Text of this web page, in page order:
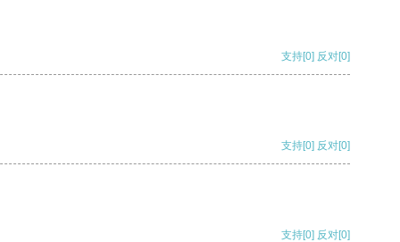
支持[0] 反对[0]
支持[0] 反对[0]
支持[0] 反对[0]